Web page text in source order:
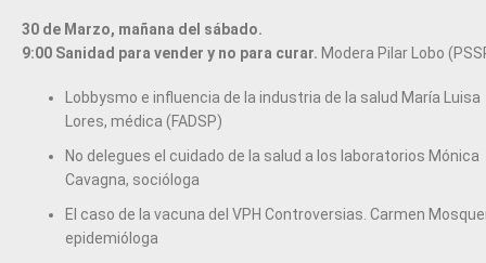
30 de Marzo, mañana del sábado.
9:00 Sanidad para vender y no para curar. Modera Pilar Lobo
Lobbysmo e influencia de la industria de la salud María Luisa
Lores, médica (FADSP)
No delegues el cuidado de la salud a los laboratorios Mónica
Cavagna, socióloga
El caso de la vacuna del VPH Controversias. Carmen
epidemióloga